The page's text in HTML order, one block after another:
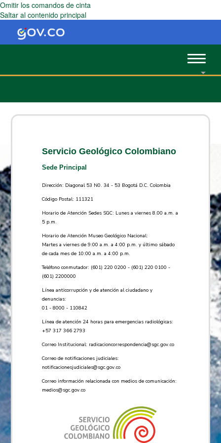
Omitir los comandos de cinta
Saltar al contenido principal
Toggle
Servicio Geológico Colombiano
Sede Principal
Dirección: Diagonal 53 N0. 34 - 53 Bogotá D.C. Colombia
Código Postal: 111321
Horario de Atención Sedes SGC: Lunes a viernes 8.00 a.m. a
5 p.m.
Horario de Atención Museo Geológico Nacional:
Martes a viernes de 9:00 a.m. a 4:00 p.m. y último sábado
de cada mes de 10:00 a.m. a 4:00 p.m.
Teléfono conmutador: (601) 220 0200 - (601) 220 0100 -
(601) 2200000
Línea anticorrupción y de atención al ciudadano y
denuncias:
01 - 8000 - 110842
Línea de atención 24 horas para emergencias radiológicas:
+57 ​317 366 2793
Correo Institucional: radicacioncorrespondencia@sgc.gov.co
Correo de notificaciones judiciales:
notificacionesjudiciales@sgc.gov.co
Correo información relacionada con medios de comunicación:
medios@sgc.gov.co